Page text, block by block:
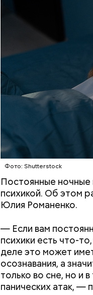
Фото: Shutterstock
Постоянные
психикой. Об этом
Юлия Романенко.
— Если вам
психики есть что-
деле это может
осознавания, а
только во сне, но и
панических атак, —
Спагетти из
с сахарным
Вовсю идет и сезон
эндокринолога-
ягодус пользой для